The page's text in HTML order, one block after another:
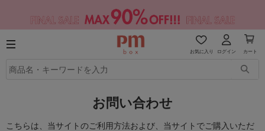
お気に入り ログイン カート
お問い合わせ
こちらは、当サイトのご利用方法および、当サイトでご購入いただ